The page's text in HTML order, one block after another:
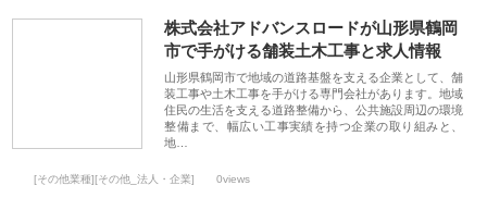
株式会社アドバンスロードが山形県鶴岡
市で手がける舗装土木工事と求人情報
山形県鶴岡市で地域の道路基盤を支える企業として、舗
装工事や土木工事を手がける専門会社があります。地域
住民の生活を支える道路整備から、公共施設周辺の環境
整備まで、幅広い工事実績を持つ企業の取り組みと、
地…
[その他業種][その他_法人・企業] 0views